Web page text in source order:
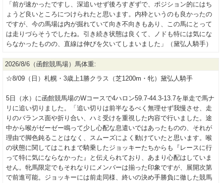
「前が速かったですし、深追いせず後ろすぎずで、ポジション的にはち
ょうど良いところにつけられたと思います。内枠というのも良かったの
ですが、今の馬場は内が掘れていて向き不向きもあり、この馬にとって
は走りづらそうでしたね。引き続き状態は良くて、ノドも特には気にな
らなかったものの、直線は伸びを欠いてしまいました」（黛弘人騎手）
2026/8/6（函館競馬場）馬体重:
☆8/09（日）札幌・3歳上1勝クラス（芝1200m・牝）黛弘人騎手
5日（水）に函館競馬場のWコースで4ハロン59.7-44.3-13.7を単走で馬ナ
リに追い切りました。「追い切りは前半なるべく無理せず我慢させ、走
りのバランス面や折り合い、ハミ受けを重視した内容で行いました。途
中から喉がゼーゼー鳴って少し心配な息遣いではあったものの、それが
理由で脚色鈍ることはなく、スムーズによく動けていたと思います。喉
の状態に関してはこれまで騎乗したジョッキーたちからも『レースに行
って特に気にならなかった』と伝えられており、あまり心配はしていま
せん。牝馬限定でもそれなりにメンバーは揃った印象ですが、展開次第
で前進可能。ジョッキーには前走同様、終いの決め手勝負に徹した競馬